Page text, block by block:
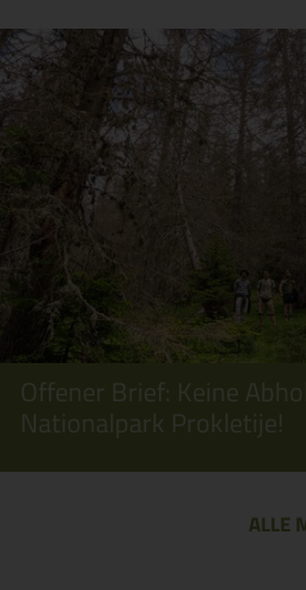
Offener Brief: Keine
Nationalpark Prokletije!
ALLE